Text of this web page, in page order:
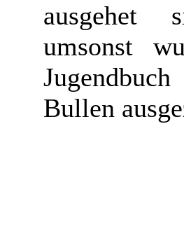
ausgehet
umsonst
Bullen